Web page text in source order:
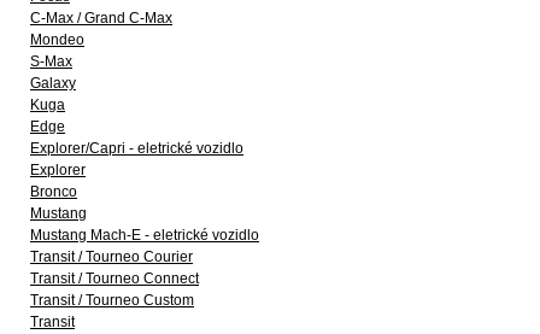
C-Max / Grand C-Max
Mondeo
S-Max
Galaxy
Kuga
Edge
Explorer/Capri - eletrické vozidlo
Explorer
Bronco
Mustang
Mustang Mach-E - eletrické vozidlo
Transit / Tourneo Courier
Transit / Tourneo Connect
Transit / Tourneo Custom
Transit